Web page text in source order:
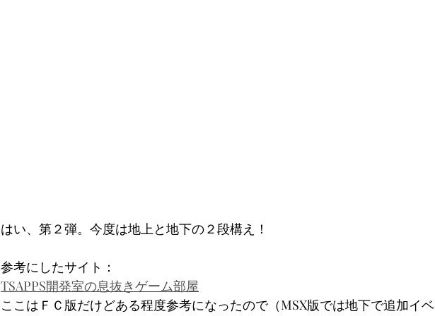
はい、第２弾。今度は地上と地下の２段構え！
参考にしたサイト：
TSAPPS開発室の息抜きゲーム部屋
ここはＦＣ版だけどある程度参考になったので（MSX版では地下で追加イ